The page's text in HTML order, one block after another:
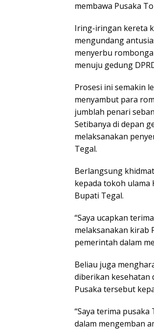
membawa Pusaka
Iring-iringan kereta
mengundang
menyerbu
menuju gedung
Prosesi ini semakin
menyambut para
jumblah penari
Setibanya di depan
melaksanakan
Tegal.
Berlangsung
kepada tokoh ulama
Bupati Tegal.
“Saya ucapkan
melaksanakan kirab
pemerintah dalam
Beliau juga
diberikan kesehatan
Pusaka tersebut
“Saya terima
dalam mengemban